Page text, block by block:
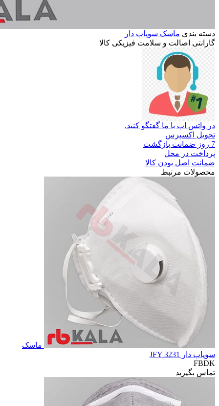
دسته بندی ماسک سوپاپ دار
گارانتی اصالت و سلامت فیزیکی کالا
در واتس اپ با ما گفتگو کنید.
تحویل اکسپرس
7 روز ضمانت بازگشت
پرداخت در محل
ضمانت اصل بودن کالا
محصولات مرتبط
ماسک
سوپاپ دار JFY 3231
FBDK
تماس بگیرید